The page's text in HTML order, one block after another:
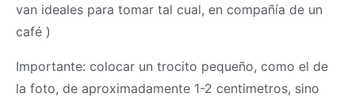
van ideales para tomar tal cual, en compañía de un
café )
Importante: colocar un trocito pequeño, como el de
la foto, de aproximadamente 1-2 centimetros, sino